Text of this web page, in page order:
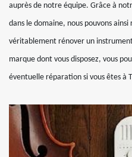
auprès de notre équipe. Grâce à
dans le domaine, nous pouvons
véritablement rénover un
marque dont vous disposez, vous
éventuelle réparation si vous êtes à